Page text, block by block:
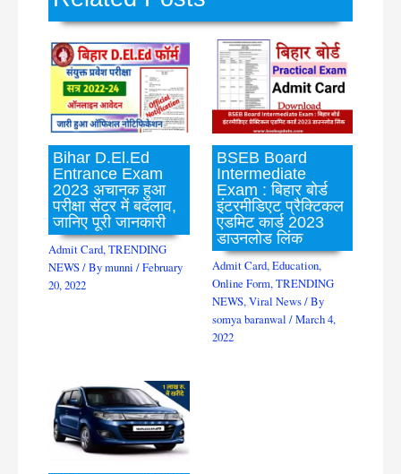
Bihar D.El.Ed
Entrance Exam
2023 अचानक हुआ
परीक्षा सेंटर में बदलाव,
जानिए पूरी जानकारी
Admit Card,TRENDING
NEWS/ Bymunni/February
20, 2022
BSEB Board
Intermediate
Exam : बिहार बोर्ड
इंटरमीडिएट प्रैक्टिकल
एडमिट कार्ड 2023
डाउनलोड लिंक
Admit Card,Education,
Online Form,TRENDING
NEWS,Viral News/ By
somya baranwal /March 4,
2022